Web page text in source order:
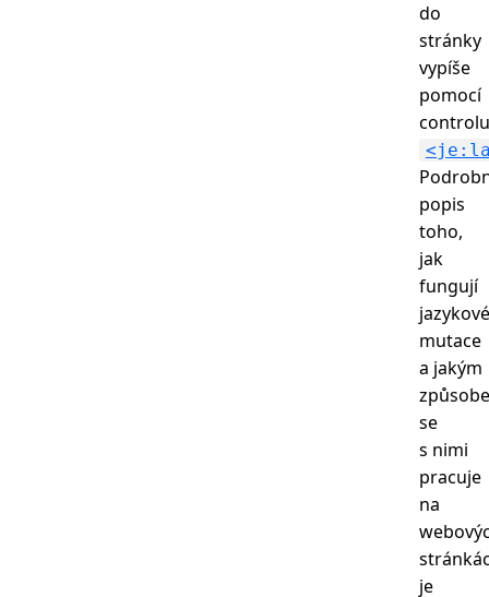
do
stránky
vypíše
pomocí
controlu
popis
toho,
jak
fungují
jazykové
mutace
a jakým
se
s nimi
pracuje
na
je